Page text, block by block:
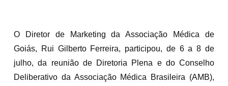
O Diretor de Marketing da Associação Médica de
Goiás, Rui Gilberto Ferreira, participou, de 6 a 8 de
julho, da reunião de Diretoria Plena e do Conselho
Deliberativo da Associação Médica Brasileira (AMB),